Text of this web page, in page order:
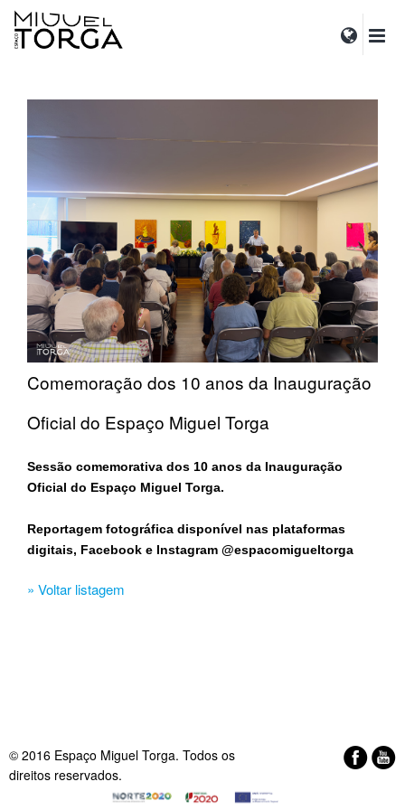
Comemoração dos 10 anos da Inauguração
Oficial do Espaço Miguel Torga
Sessão comemorativa dos 10 anos da Inauguração
Oficial do Espaço Miguel Torga.
Reportagem fotográfica disponível nas plataformas
digitais, Facebook e Instagram @espacomigueltorga
» Voltar listagem
© 2016 Espaço Miguel Torga. Todos os
direitos reservados.